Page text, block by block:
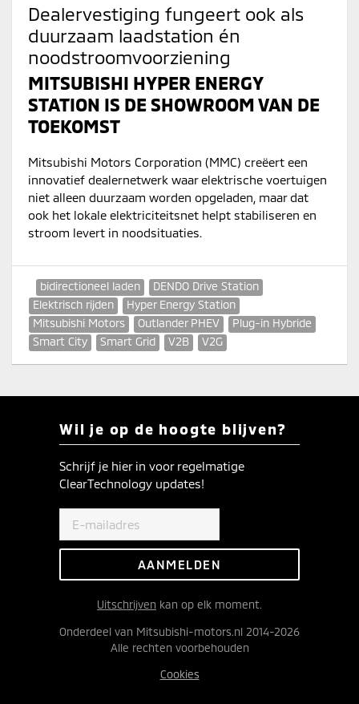
Dealervestiging fungeert ook als
duurzaam laadstation én
noodstroomvoorziening
MITSUBISHI HYPER ENERGY
STATION IS DE SHOWROOM VAN DE
TOEKOMST
Mitsubishi Motors Corporation (MMC) creëert een
innovatief dealernetwerk waar elektrische voertuigen
niet alleen duurzaam worden opgeladen, maar dat
ook het lokale elektriciteitsnet helpt stabiliseren en
stroom levert in noodsituaties.
bidirectioneel laden
DENDO Drive Station
Elektrisch rijden
Hyper Energy Station
Mitsubishi Motors
Outlander PHEV
Plug-in Hybride
Smart City
Smart Grid V2B V2G
Wil je op de hoogte blijven?
Schrijf je hier in voor regelmatige
ClearTechnology updates!
Uitschrijven kan op elk moment.
Onderdeel van Mitsubishi-motors.nl 2014-2026
Alle rechten voorbehouden
Cookies